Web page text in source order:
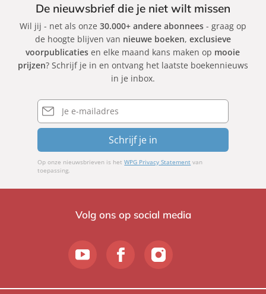
De nieuwsbrief die je niet wilt missen
Wil jij - net als onze 30.000+ andere abonnees- graag op
de hoogte blijven van nieuwe boeken, exclusieve
voorpublicaties en elke maand kans maken op mooie
prijzen? Schrijf je in en ontvang het laatste boekennieuws
in je inbox.
E-
mailadres
Schrijf je in
Op onze nieuwsbrieven is hetWPG Privacy Statement van
toepassing.
Volg ons op social media